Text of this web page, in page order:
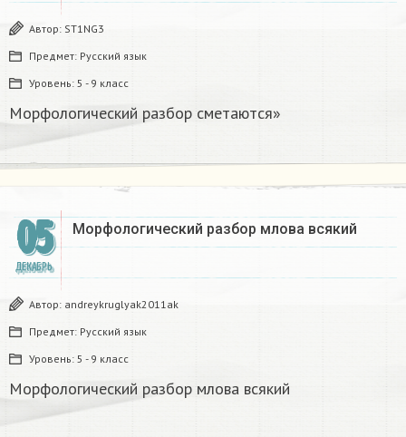
Автор: ST1NG3
Предмет: Русский язык
Уровень: 5 - 9 класс
Морфологический разбор сметаются»
05
ДЕКАБРЬ
Морфологический разбор млова всякий
Автор: andreykruglyak2011ak
Предмет: Русский язык
Уровень: 5 - 9 класс
Морфологический разбор млова всякий